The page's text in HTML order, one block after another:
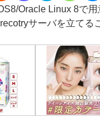
Oracle Linux 8で
サーバを立てる